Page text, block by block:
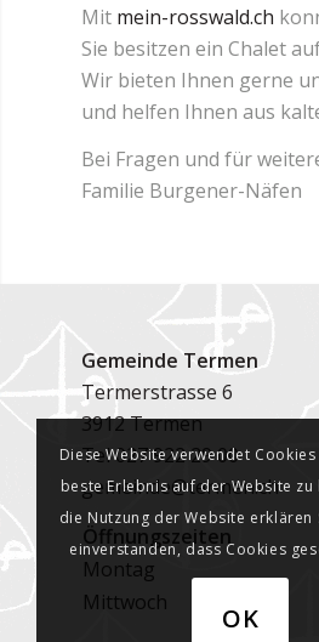
Mit mein-rosswald.ch
Sie besitzen ein Chalet
Wir bieten Ihnen gerne
und helfen Ihnen aus
Bei Fragen und für
Familie Burgener-Näfen
Gemeinde Termen
Termerstrasse 6
3912 Termen
Tel027 922 29 00
gemeinde@termen.ch
Öffnungszeiten
Montag
Mittwoch
Diese Website verwendet
beste Erlebnis auf der Website zu
die Nutzung der Website erklären
einverstanden, dass Cookies
OK